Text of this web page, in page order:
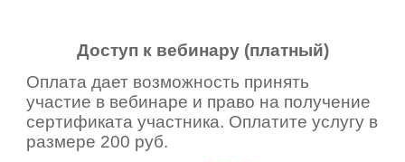
Доступ к вебинару (платный)
Оплата дает возможность принять
участие в вебинаре и право на получение
сертификата участника. Оплатите услугу в
размере 200 руб.